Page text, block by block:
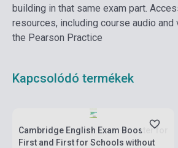
building in that same exam part.
resources, including course audio and
the Pearson Practice
Kapcsolódó termékek
Cambridge English Exam Booster for
First and First for Schools without